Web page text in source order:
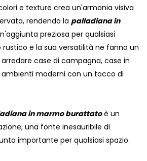
e texture crea un'armonia visiva
rendendo la palladiana in
preziosa per qualsiasi
rustico e la sua versatilità ne fanno un
case di campagna, case in
moderni con un tocco di
in marmo burattatoè un
una fonte inesauribile di
importante per qualsiasi spazio.